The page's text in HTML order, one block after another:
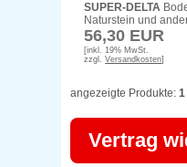
SUPER-DELTA
Naturstein und
56,30 EUR
[inkl. 19% MwSt.
zzgl.Versandkosten]
angezeigte Produkte:1
Vertrag